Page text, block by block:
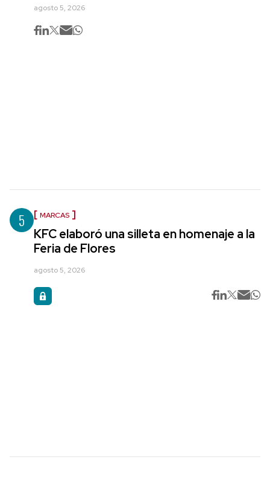
agosto 5, 2026
5 MARCAS
KFC elaboró una silleta en homenaje a la
Feria de Flores
agosto 5, 2026